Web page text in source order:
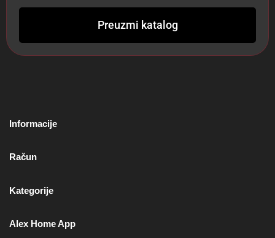
Preuzmi katalog
Informacije
Račun
Kategorije
Alex Home App